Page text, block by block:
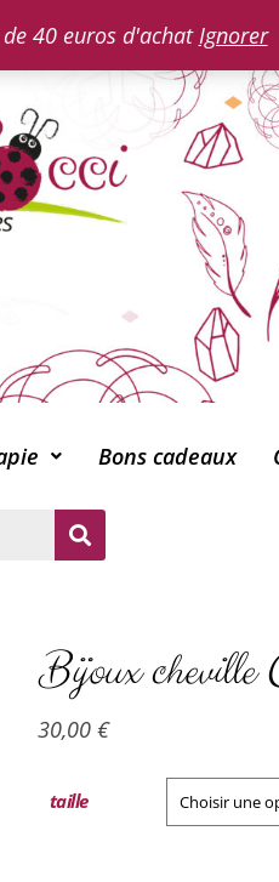
40 euros d'achatIgnorer
Bons cadeaux
Bijoux cheville
30,00 €
taille